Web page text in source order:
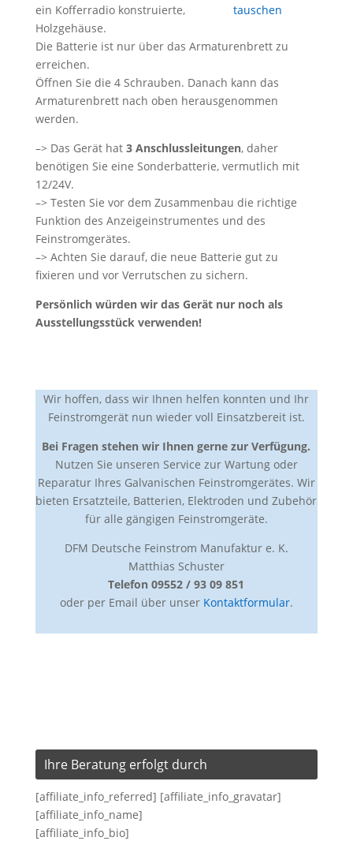
ein Kofferradio konstruierte,
Holzgehäuse.
Die Batterie ist nur über das Armaturenbrett zu
erreichen.
Öffnen Sie die 4 Schrauben. Danach kann das
Armaturenbrett nach oben herausgenommen
werden.
–> Das Gerät hat 3 Anschlussleitungen, daher
benötigen Sie eine Sonderbatterie, vermutlich mit
12/24V.
–> Testen Sie vor dem Zusammenbau die richtige
Funktion des Anzeigeinstrumentes und des
Feinstromgerätes.
–> Achten Sie darauf, die neue Batterie gut zu
fixieren und vor Verrutschen zu sichern.
Persönlich würden wir das Gerät nur noch als
Ausstellungsstück verwenden!
Wir hoffen, dass wir Ihnen helfen konnten und Ihr
Feinstromgerät nun wieder voll Einsatzbereit ist.
Bei Fragen stehen wir Ihnen gerne zur Verfügung.
Nutzen Sie unseren Service zur Wartung oder
Reparatur Ihres Galvanischen Feinstromgerätes. Wir
bieten Ersatzteile, Batterien, Elektroden und Zubehör
für alle gängigen Feinstromgeräte.
DFM Deutsche Feinstrom Manufaktur e. K.
Matthias Schuster
Telefon 09552 / 93 09 851
oder per Email über unser Kontaktformular.
Ihre Beratung erfolgt durch
[affiliate_info_referred] [affiliate_info_gravatar]
[affiliate_info_name]
[affiliate_info_bio]